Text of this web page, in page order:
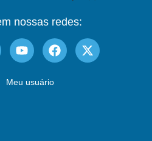
nossas redes:
Meu usuário